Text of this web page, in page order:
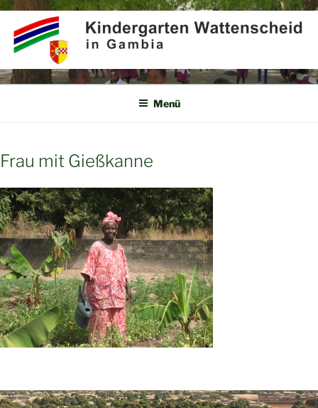
Zum
Inhalt
springen
KINDERGARTEN
WATTENSCHEID IN GAMBIA
Partner für Afrika e.V.
Menü
Frau mit Gießkanne